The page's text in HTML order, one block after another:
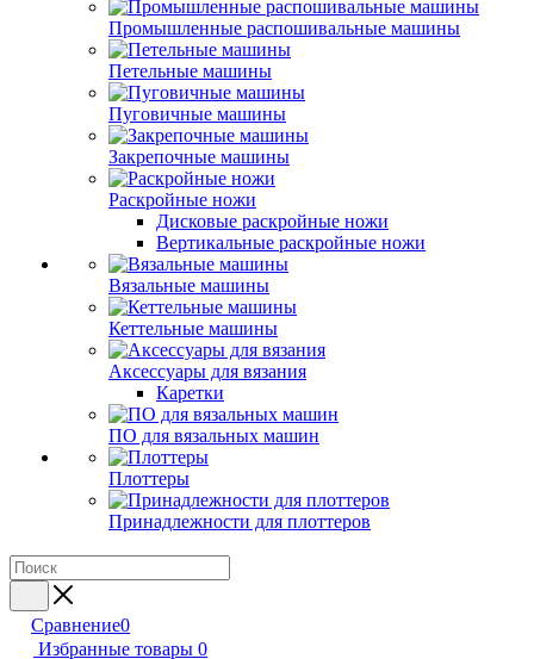
Промышленные распошивальные машины
Петельные машины
Пуговичные машины
Закрепочные машины
Раскройные ножи
Дисковые раскройные ножи
Вертикальные раскройные ножи
Вязальные машины
Кеттельные машины
Аксессуары для вязания
Каретки
ПО для вязальных машин
Плоттеры
Принадлежности для плоттеров
Сравнение0
Избранные товары 0